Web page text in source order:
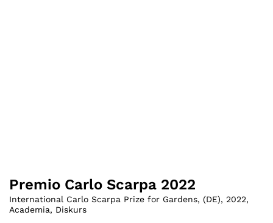
Premio Carlo Scarpa 2022
International Carlo Scarpa Prize for Gardens, (DE), 2022,
Academia, Diskurs